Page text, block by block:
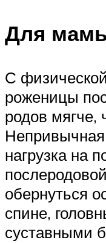
Для
С
роженицы
родов мягче,
нагрузка на
обернуться
спине,
суставными